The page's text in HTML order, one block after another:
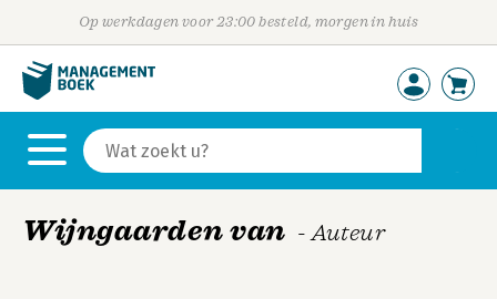
Op werkdagen voor 23:00 besteld, morgen in huis
Wijngaarden van - Auteur